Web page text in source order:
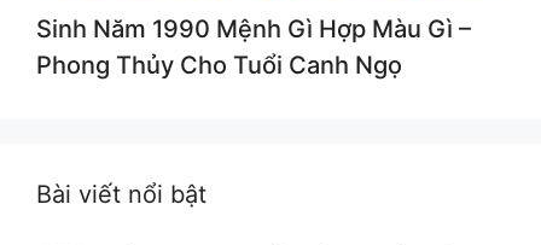
Sinh Năm 1990 Mệnh Gì Hợp Màu Gì –
Phong Thủy Cho Tuổi Canh Ngọ
Bài viết nổi bật